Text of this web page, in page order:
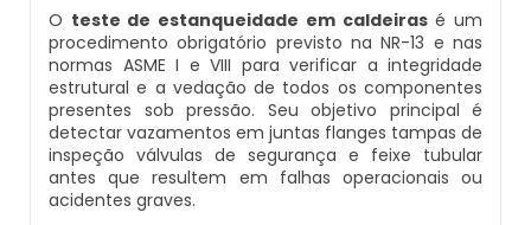
Caldeira Horizontal
Caldeira Industrial
Caldeira Industrial A Gás
Inspeção De Caldeiras E Vasos De Pressão
Inspeção De Caldeiras Flamotubulares
Inspeção De Caldeiras Preço
Inspeção De Caldeiras Profissional
Empresas De Caldeiraria E Montagem
Industrial
Empresas De Montagem De Caldeiras
Manutenção De Caldeiras
Caldeira A Vapor Vertical
Caldeira De Vapor
Caldeira De Vapor A Gás
Caldeira De Aquecimento A Gás
Caldeira De Aquecimento Central A Gás
Caldeira Mural A Gás
O teste de estanqueidade em caldeirasé um
procedimento obrigatório previsto na NR-13 e nas
normas ASME I e VIII para verificar a integridade
estrutural e a vedação de todos os componentes
presentes sob pressão. Seu objetivo principal é
detectar vazamentos em juntas flanges tampas de
inspeção válvulas de segurança e feixe tubular
antes que resultem em falhas operacionais ou
acidentes graves.